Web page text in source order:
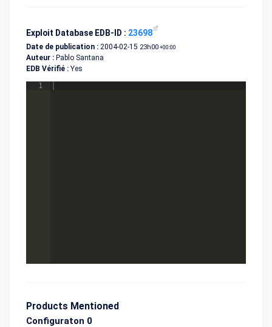
Exploit Database EDB-ID : 23698
Date de publication : 2004-02-15 23h00 +00:00
Auteur : Pablo Santana
EDB Vérifié : Yes
1
Products Mentioned
Configuraton 0